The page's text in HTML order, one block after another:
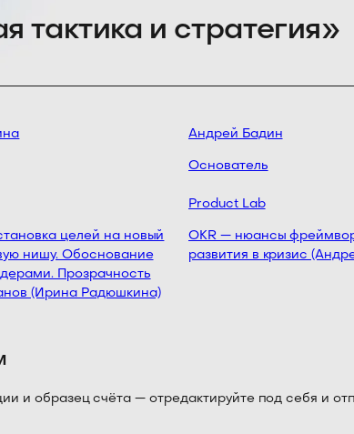
тактика и стратегия»
целей на новый
нишу. Обоснование
Прозрачность
(Ирина Радюшкина)
Андрей Бадин
Основатель
Product Lab
OKR — нюансы
развития в кризис
и образец счёта — отредактируйте под себя и